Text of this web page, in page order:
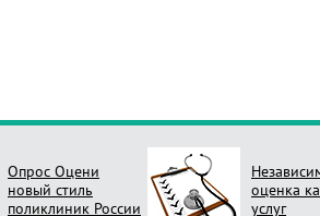
Опрос Оцени
новый стиль
поликлиник России
оценка
услуг